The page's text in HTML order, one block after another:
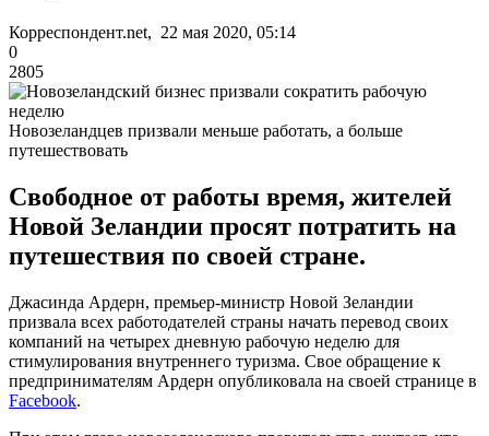
Корреспондент.net, 22 мая 2020, 05:14
0
2805
Новозеландцев призвали меньше работать, а больше
путешествовать
Свободное от работы время, жителей
Новой Зеландии просят потратить на
путешествия по своей стране.
Джасинда Ардерн, премьер-министр Новой Зеландии
призвала всех работодателей страны начать перевод своих
компаний на четырех дневную рабочую неделю для
стимулирования внутреннего туризма. Свое обращение к
предпринимателям Ардерн опубликовала на своей странице в
Facebook.